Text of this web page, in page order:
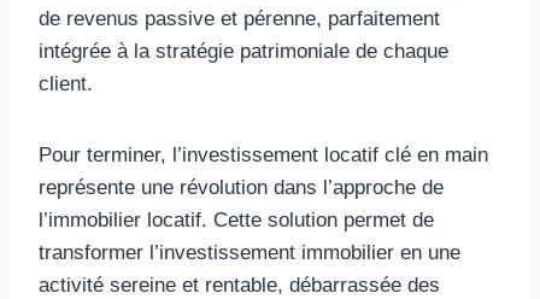
de revenus passive et pérenne, parfaitement
intégrée à la stratégie patrimoniale de chaque
client.
Pour terminer, l’investissement locatif clé en main
représente une révolution dans l’approche de
l’immobilier locatif. Cette solution permet de
transformer l’investissement immobilier en une
activité sereine et rentable, débarrassée des